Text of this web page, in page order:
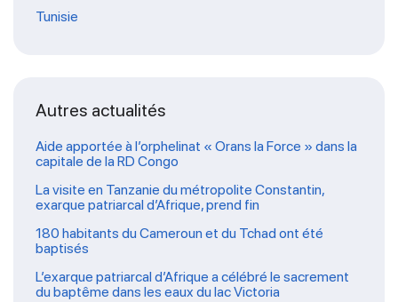
Tunisie
Autres actualités
Aide apportée à l’orphelinat « Orans la Force » dans la
capitale de la RD Congo
La visite en Tanzanie du métropolite Constantin,
exarque patriarcal d’Afrique, prend fin
180 habitants du Cameroun et du Tchad ont été
baptisés
L’exarque patriarcal d’Afrique a célébré le sacrement
du baptême dans les eaux du lac Victoria